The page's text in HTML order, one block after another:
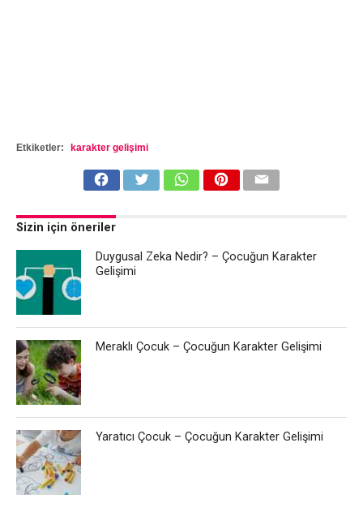
Etkiketler: karakter gelişimi
Sizin için öneriler
Duygusal Zeka Nedir? – Çocuğun Karakter
Gelişimi
Meraklı Çocuk – Çocuğun Karakter Gelişimi
Yaratıcı Çocuk – Çocuğun Karakter Gelişimi